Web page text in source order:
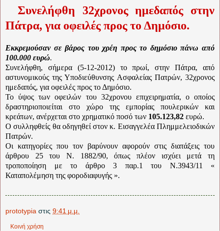
Συνελήφθη 32χρονος ημεδαπός στην
Πάτρα, για οφειλές προς το Δημόσιο.
Εκκρεμούσαν σε βάρος του χρέη προς το δημόσιο πάνω από
100.000 ευρώ.
Συνελήφθη, σήμερα (5-12-2012) το πρωί, στην Πάτρα, από
αστυνομικούς της Υποδιεύθυνσης Ασφαλείας Πατρών, 32χρονος
ημεδαπός, για οφειλές προς το Δημόσιο.
Το ύψος των οφειλών του 32χρονου επιχειρηματία, ο οποίος
δραστηριοποιείται στο χώρο της εμπορίας πουλερικών και
κρεάτων, ανέρχεται στο χρηματικό ποσό των 105.123,82 ευρώ.
Ο συλληφθείς θα οδηγηθεί στον κ. Εισαγγελέα Πλημμελειοδικών
Πατρών.
Οι κατηγορίες που τον βαρύνουν αφορούν στις διατάξεις του
άρθρου 25 του Ν. 1882/90, όπως πλέον ισχύει μετά τη
τροποποίηση με το άρθρο 3 παρ.1 του Ν.3943/11 «
Καταπολέμηση της φοροδιαφυγής ».
prototypia στις 9:41 μ.μ.
Κοινή χρήση